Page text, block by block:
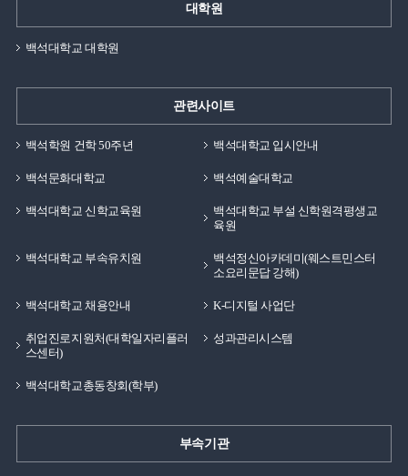
대학원
백석대학교 대학원
관련사이트
백석학원 건학 50주년 백석대학교 입시안내
백석문화대학교 백석예술대학교
백석대학교 신학교육원
백석대학교 부설 신학원격평생교
육원
백석대학교 부속유치원
백석정신아카데미(웨스트민스터
소요리문답 강해)
백석대학교 채용안내 K-디지털 사업단
취업진로지원처(대학일자리플러
스센터)
성과관리시스템
백석대학교총동창회(학부)
부속기관